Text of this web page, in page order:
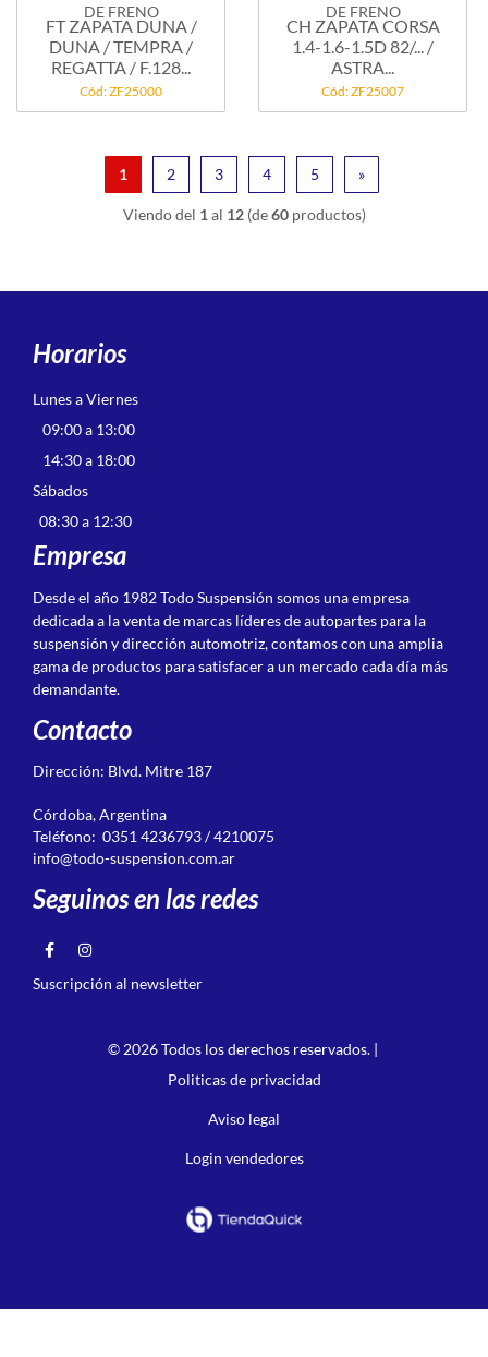
DE FRENO
FT ZAPATA DUNA /
DUNA / TEMPRA /
REGATTA / F.128...
Cód: ZF25000
DE FRENO
CH ZAPATA CORSA
1.4-1.6-1.5D 82/... /
ASTRA...
Cód: ZF25007
1 2 3 4 5 »
Viendo del 1 al 12(de60productos)
Horarios
Lunes a Viernes
09:00 a 13:00
14:30 a 18:00
Sábados
08:30 a 12:30
Empresa
Desde el año 1982 Todo Suspensión somos una empresa
dedicada a la venta de marcas líderes de autopartes para la
suspensión y dirección automotriz, contamos con una amplia
gama de productos para satisfacer a un mercado cada día más
demandante.
Contacto
Dirección: Blvd. Mitre 187
Córdoba, Argentina
Teléfono: 0351 4236793 / 4210075
info@todo-suspension.com.ar
Seguinos en las redes
Suscripción al newsletter
© 2026 Todos los derechos reservados. |
Politicas de privacidad
Aviso legal
Login vendedores